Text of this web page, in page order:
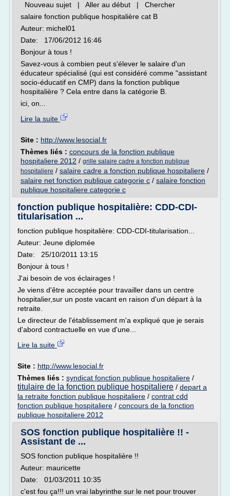
Nouveau sujet | Aller au début | Chercher
salaire fonction publique hospitalière cat B
Auteur: michel01
Date: 17/06/2012 16:46
Bonjour à tous !
Savez-vous à combien peut s'élever le salaire d'un
éducateur spécialisé (qui est considéré comme "assistant
socio-éducatif en CMP) dans la fonction publique
hospitalière ? Cela entre dans la catégorie B.
ici, on...
Lire la suite
Site : http://www.lesocial.fr
Thèmes liés : concours de la fonction publique
hospitaliere 2012 / grille salaire cadre a fonction publique
hospitaliere / salaire cadre a fonction publique hospitaliere /
salaire net fonction publique categorie c / salaire fonction
publique hospitaliere categorie c
fonction publique hospitalière: CDD-CDI-
titularisation ...
fonction publique hospitalière: CDD-CDI-titularisation...
Auteur: Jeune diplomée
Date: 25/10/2011 13:15
Bonjour à tous !
J'ai besoin de vos éclairages !
Je viens d'être acceptée pour travailler dans un centre
hospitalier,sur un poste vacant en raison d'un départ à la
retraite.
Le directeur de l'établissement m'a expliqué que je serais
d'abord contractuelle en vue d'une...
Lire la suite
Site : http://www.lesocial.fr
Thèmes liés : syndicat fonction publique hospitaliere /
titulaire de la fonction publique hospitaliere / depart a
la retraite fonction publique hospitaliere / contrat cdd
fonction publique hospitaliere / concours de la fonction
publique hospitaliere 2012
SOS fonction publique hospitalière !! -
Assistant de ...
SOS fonction publique hospitalière !!
Auteur: mauricette
Date: 01/03/2011 10:35
c'est fou ça!!! un vrai labyrinthe sur le net pour trouver